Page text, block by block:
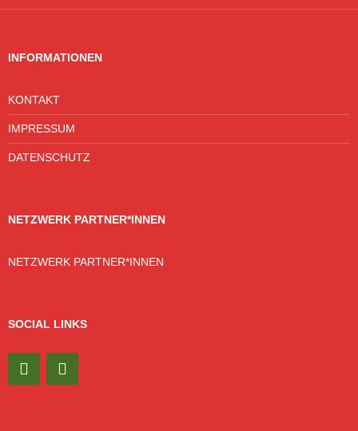
INFORMATIONEN
KONTAKT
IMPRESSUM
DATENSCHUTZ
NETZWERK PARTNER*INNEN
NETZWERK PARTNER*INNEN
SOCIAL LINKS